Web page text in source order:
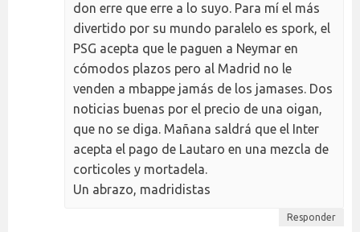
don erre que erre a lo suyo. Para mí el más
divertido por su mundo paralelo es spork, el
PSG acepta que le paguen a Neymar en
cómodos plazos pero al Madrid no le
venden a mbappe jamás de los jamases. Dos
noticias buenas por el precio de una oigan,
que no se diga. Mañana saldrá que el Inter
acepta el pago de Lautaro en una mezcla de
corticoles y mortadela.
Un abrazo, madridistas
Responder